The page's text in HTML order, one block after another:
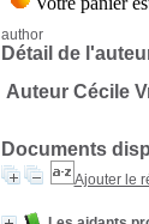
author
Détail de
Auteur Cécile
Documents
Ajouter le